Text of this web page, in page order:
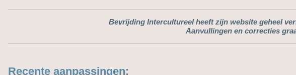
Bevrijding Intercultureel heeft zijn website geheel
Aanvullingen en correcties
Recente aanpassingen: